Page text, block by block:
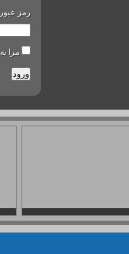
رمز عبور
مرا به
ورود